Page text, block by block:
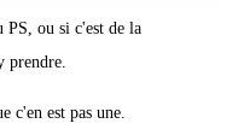
PS, ou si c'est de la
prendre.
c'en est pas une.